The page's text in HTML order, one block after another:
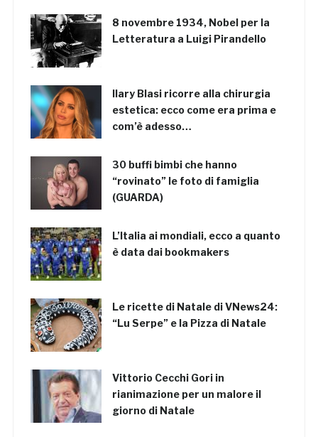
8 novembre 1934, Nobel per la
Letteratura a Luigi Pirandello
Ilary Blasi ricorre alla chirurgia
estetica: ecco come era prima e
com’è adesso…
30 buffi bimbi che hanno
“rovinato” le foto di famiglia
(GUARDA)
L’Italia ai mondiali, ecco a quanto
è data dai bookmakers
Le ricette di Natale di VNews24:
“Lu Serpe” e la Pizza di Natale
Vittorio Cecchi Gori in
rianimazione per un malore il
giorno di Natale